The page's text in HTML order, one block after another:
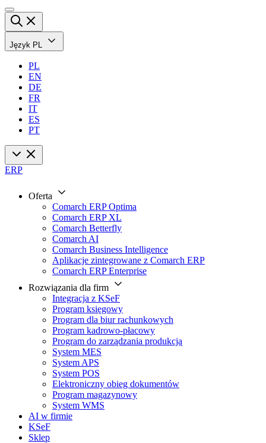
Język PL
PL
EN
DE
FR
IT
ES
PT
ERP
Oferta
Comarch ERP Optima
Comarch ERP XL
Comarch Betterfly
Comarch AI
Comarch Business Intelligence
Aplikacje zintegrowane z Comarch ERP
Comarch ERP Enterprise
Rozwiązania dla firm
Integracja z KSeF
Program księgowy
Program dla biur rachunkowych
Program kadrowo-płacowy
Program do zarządzania produkcją
System MES
System APS
System POS
Elektroniczny obieg dokumentów
Program magazynowy
System WMS
AI w firmie
KSeF
Sklep